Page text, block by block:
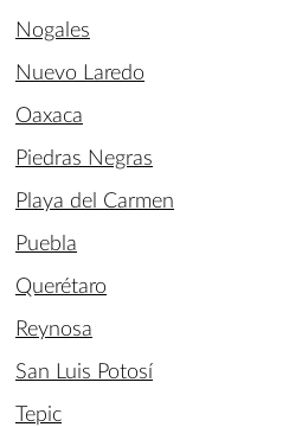
Nogales
Nuevo Laredo
Oaxaca
Piedras Negras
Playa del Carmen
Puebla
Querétaro
Reynosa
San Luis Potosí
Tepic